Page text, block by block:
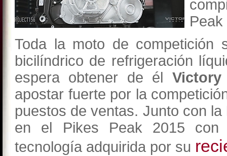
Peak
Toda la moto de competición
bicilíndrico de refrigeración
espera obtener de él
apostar fuerte por la
puestos de ventas. Junto con la
en el Pikes Peak 2015 con
tecnología adquirida por su